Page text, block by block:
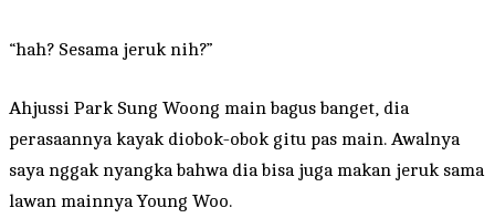
“hah? Sesama jeruk nih?”
Ahjussi Park Sung Woong main bagus banget, dia
perasaannya kayak diobok-obok gitu pas main. Awalnya
saya nggak nyangka bahwa dia bisa juga makan jeruk sama
lawan mainnya Young Woo.